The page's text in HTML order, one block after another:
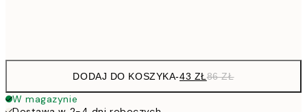
DODAJ DO KOSZYKA-43 ZŁ 86 ZŁ
W magazynie